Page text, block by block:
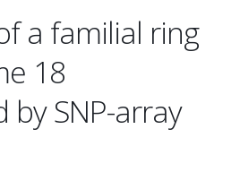
a familial ring
18
by SNP-array